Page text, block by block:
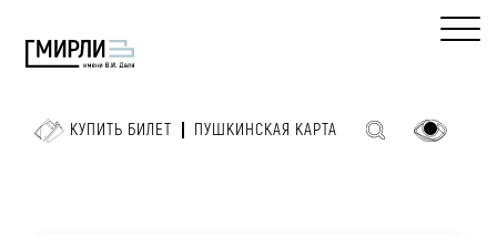
КУПИТЬ БИЛЕТ ПУШКИНСКАЯ КАРТА